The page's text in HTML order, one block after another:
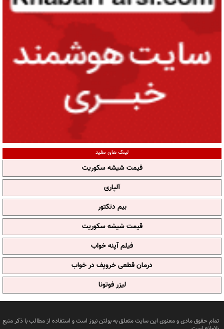
لینک های مفید
قیمت شیشه سکوریت
آلپاری
بیم دتکتور
قیمت شیشه سکوریت
فیلم آپنه خواب
درمان قطعی خروپف در خواب
لیزر فوتونا
تمام حقوق مادی و معنوی این سایت متعلق به بولتن نیوز است و استفاده از مطالب با ذکر منبع